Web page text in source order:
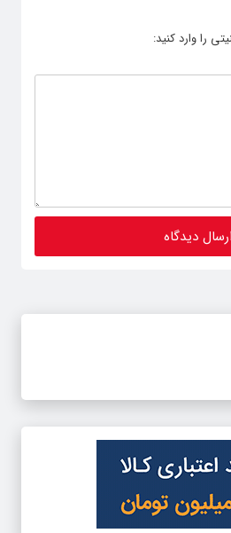
را وارد کنید: